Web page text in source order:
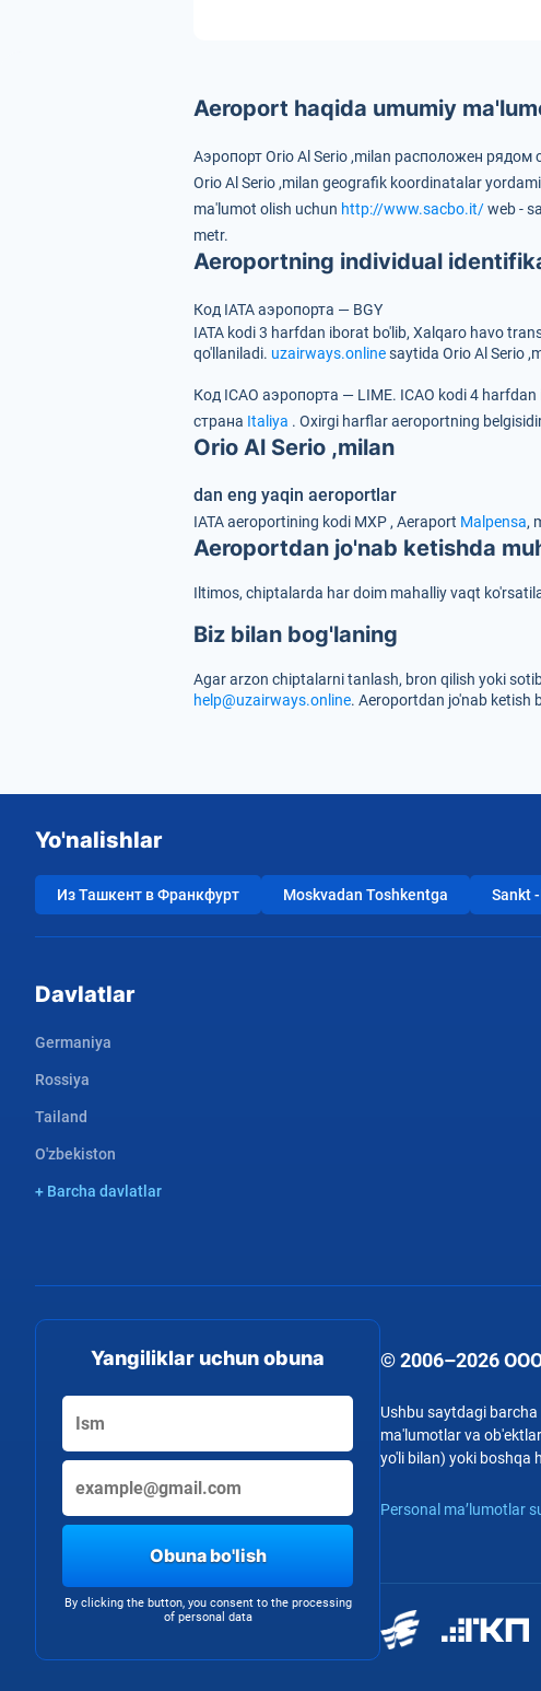
Aeroport haqida umumiy
Аэропорт Orio Al Serio ,milan расположен рядом
Orio Al Serio ,milan geografik koordinatalar
ma'lumot olish uchun http://www.sacbo.it/web -
metr.
Aeroportning individual
Код IATA аэропорта — BGY
IATA kodi 3 harfdan iborat bo'lib, Xalqaro havo
qo'llaniladi. uzairways.onlinesaytida Orio Al Serio
Код ICAO аэропорта — LIME. ICAO kodi 4
страна Italiya . Oxirgi harflar aeroportning
Orio Al Serio ,milan
dan eng yaqin aeroportlar
IATA aeroportining kodi MXP , Aeraport Malpensa,
Aeroportdan jo'nab ketishda
Iltimos, chiptalarda har doim mahalliy vaqt
Biz bilan bog'laning
Agar arzon chiptalarni tanlash, bron qilish yoki
help@uzairways.online. Aeroportdan jo'nab ketish
Yo'nalishlar
Из Ташкент в Франкфурт Moskvadan Toshkentga Sankt
Davlatlar
Germaniya
Rossiya
Tailand
O'zbekiston
+ Barcha davlatlar
Yangiliklar uchun obuna
Obuna bo'lish
By clicking the button, you consent to the processing
of personal data
© 2006–2026
Ushbu saytdagi
ma'lumotlar va
yo'li bilan) yoki boshqa
Personal ma’lumotlar